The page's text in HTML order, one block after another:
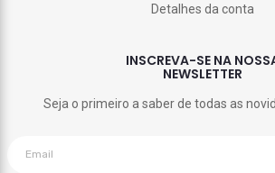
Detalhes da conta
INSCREVA-SE NA
NEWSLETTER
Seja o primeiro a saber de todas as